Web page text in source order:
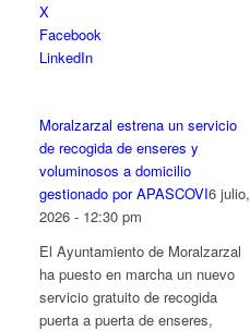
X
Facebook
LinkedIn
Moralzarzal estrena un servicio
de recogida de enseres y
voluminosos a domicilio
gestionado por APASCOVI6 julio,
2026 - 12:30 pm
El Ayuntamiento de Moralzarzal
ha puesto en marcha un nuevo
servicio gratuito de recogida
puerta a puerta de enseres,